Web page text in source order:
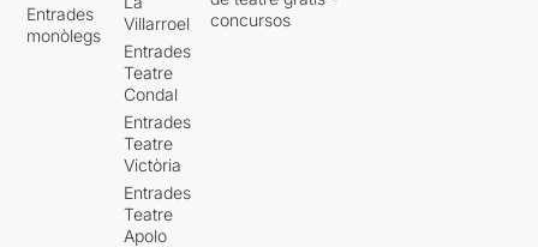
Entrades
monòlegs
Villarroel
Entrades
Teatre
Condal
Entrades
Teatre
Victòria
Entrades
Teatre
Apolo
concursos